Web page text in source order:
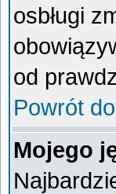
osbługi
od
Powrót
Mojego